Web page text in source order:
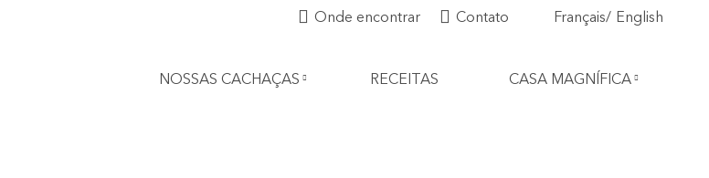
Onde encontrar Contato Français English
NOSSAS CACHAÇAS RECEITAS CASA MAGNÍFICA